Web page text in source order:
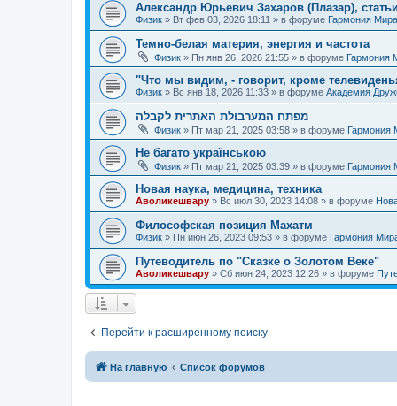
Александр Юрьевич Захаров (Плазар), статьи
Физик » Вт фев 03, 2026 18:11 » в форуме Гармония Мира
Темно-белая материя, энергия и частота
Физик » Пн янв 26, 2026 21:55 » в форуме Гармония
"Что мы видим, - говорит, кроме
Физик » Вс янв 18, 2026 11:33 » в форуме Академия
מפתח המערבולת האתרית לקבלה
Физик » Пт мар 21, 2025 03:58 » в форуме Гармония
Не багато українською
Физик » Пт мар 21, 2025 03:39 » в форуме Гармония
Новая наука, медицина, техника
Аволикешвару » Вс июл 30, 2023 14:08 » в форуме
Философская позиция Махатм
Физик » Пн июн 26, 2023 09:53 » в форуме Гармония
Путеводитель по "Сказке о Золотом Веке"
Аволикешвару » Сб июн 24, 2023 12:26 » в форуме
Перейти к расширенному поиску
На главную Список форумов